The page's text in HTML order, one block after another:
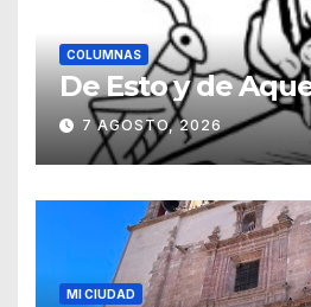
COLUMNAS
De Esto y de
7 AGOSTO, 2026
MI CIUDAD